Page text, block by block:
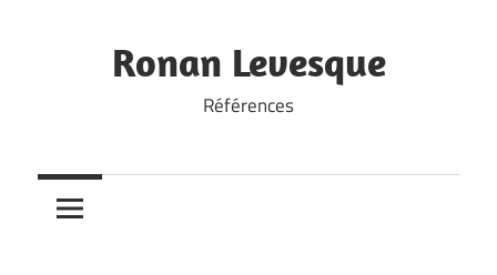
Ronan Levesque
Références